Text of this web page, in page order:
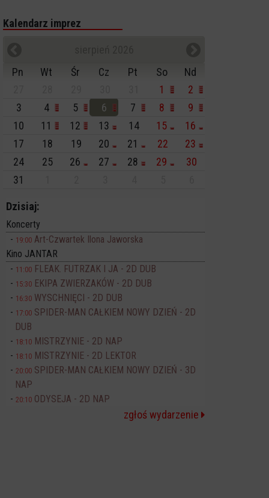
Kalendarz imprez
Pn
Wt Śr Cz Pt So
Nd
1
2
3
4 5 6 7 8
9
10
11 12 13 14 15
16
17
18 19 20 21 22
23
24
25 26 27 28 29
30
31
Dzisiaj:
Koncerty
19:00 Art-Czwartek Ilona Jaworska
Kino JANTAR
11:00 FLEAK. FUTRZAK I JA - 2D DUB
15:30 EKIPA ZWIERZAKÓW - 2D DUB
16:30 WYSCHNIĘCI - 2D DUB
17:00 SPIDER-MAN CAŁKIEM NOWY DZIEŃ - 2D
DUB
18:10 MISTRZYNIE - 2D NAP
18:10 MISTRZYNIE - 2D LEKTOR
20:00 SPIDER-MAN CAŁKIEM NOWY DZIEŃ - 3D
NAP
20:10 ODYSEJA - 2D NAP
zgłoś wydarzenie